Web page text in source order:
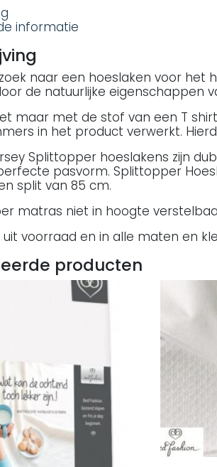
informatie
naar een hoeslaken voor het
de natuurlijke eigenschappen
maar met de stof van een T
in het product verwerkt.
Splittopper hoeslakens zijn
pasvorm. Splittopper
split van 85 cm.
matras niet in hoogte
uit voorraad en in alle maten en
producten